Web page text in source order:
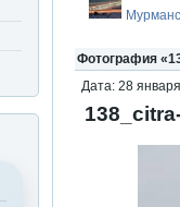
Фотография
Дата: 28